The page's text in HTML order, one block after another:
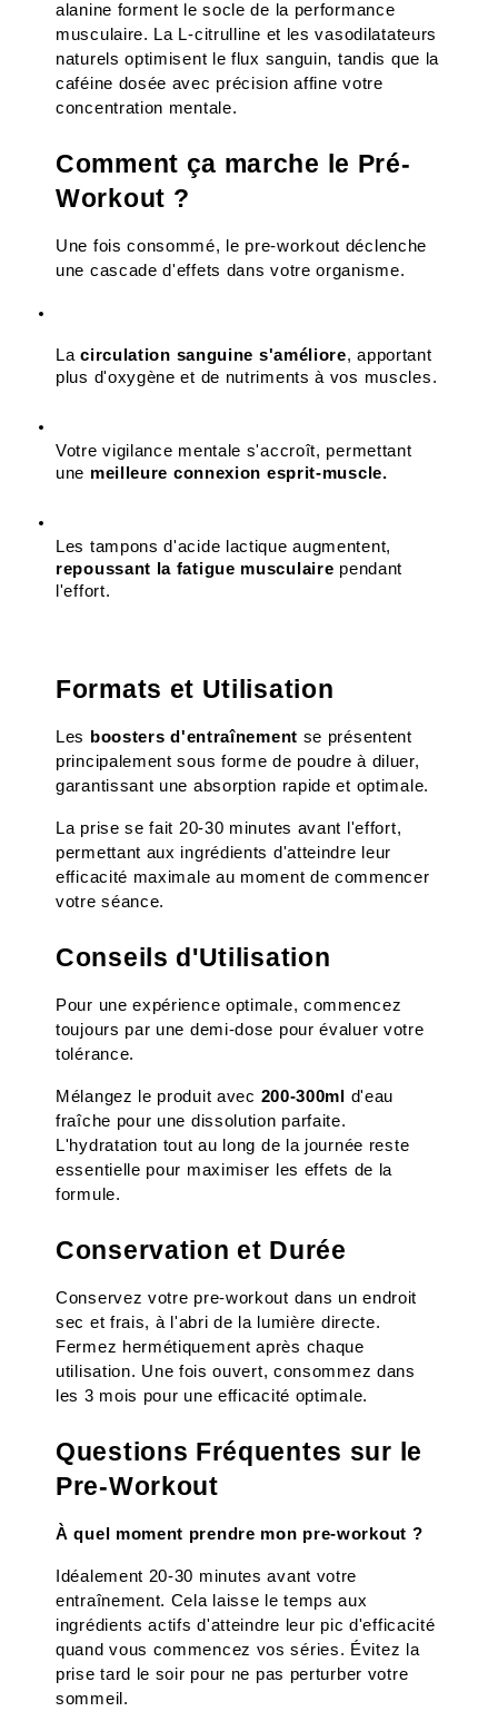
alanine forment le socle de la performance
musculaire. La L-citrulline et les vasodilatateurs
naturels optimisent le flux sanguin, tandis que la
caféine dosée avec précision affine votre
concentration mentale.
Comment ça marche le Pré-
Workout ?
Une fois consommé, le pre-workout déclenche
une cascade d'effets dans votre organisme.
La circulation sanguine s'améliore, apportant
plus d'oxygène et de nutriments à vos muscles.
Votre vigilance mentale s'accroît, permettant
une meilleure connexion esprit-muscle.
Les tampons d'acide lactique augmentent,
repoussant la fatigue musculaire pendant
l'effort.
Formats et Utilisation
Les boosters d'entraînement se présentent
principalement sous forme de poudre à diluer,
garantissant une absorption rapide et optimale.
La prise se fait 20-30 minutes avant l'effort,
permettant aux ingrédients d'atteindre leur
efficacité maximale au moment de commencer
votre séance.
Conseils d'Utilisation
Pour une expérience optimale, commencez
toujours par une demi-dose pour évaluer votre
tolérance.
Mélangez le produit avec 200-300ml
d'eau
fraîche pour une dissolution parfaite.
L'hydratation tout au long de la journée reste
essentielle pour maximiser les effets de la
formule.
Conservation et Durée
Conservez votre pre-workout dans un endroit
sec et frais, à l'abri de la lumière directe.
Fermez hermétiquement après chaque
utilisation. Une fois ouvert, consommez dans
les 3 mois pour une efficacité optimale.
Questions Fréquentes sur le
Pre-Workout
À quel moment prendre mon pre-workout ?
Idéalement 20-30 minutes avant votre
entraînement. Cela laisse le temps aux
ingrédients actifs d'atteindre leur pic d'efficacité
quand vous commencez vos séries. Évitez la
prise tard le soir pour ne pas perturber votre
sommeil.